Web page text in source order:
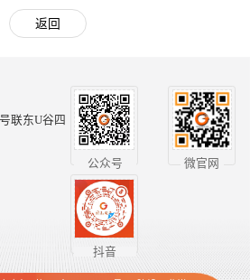
返回
联东U谷四
公众号 微官网
抖音